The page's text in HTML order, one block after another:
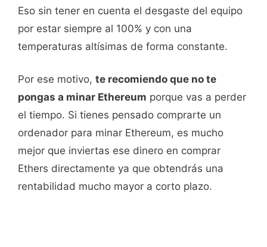
Eso sin tener en cuenta el desgaste del equipo
por estar siempre al 100% y con una
temperaturas altísimas de forma constante.
Por ese motivo, te recomiendo que no te
pongas a minar Ethereum porque vas a perder
el tiempo. Si tienes pensado comprarte un
ordenador para minar Ethereum, es mucho
mejor que inviertas ese dinero en comprar
Ethers directamente ya que obtendrás una
rentabilidad mucho mayor a corto plazo.